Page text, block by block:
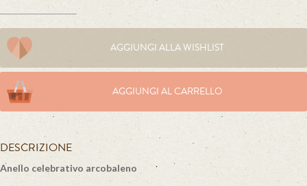
AGGIUNGI ALLA WISHLIST
AGGIUNGI AL CARRELLO
DESCRIZIONE
Anello celebrativo arcobaleno